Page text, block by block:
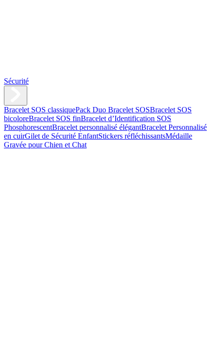
Sécurité
Bracelet SOS classiquePack Duo Bracelet SOSBracelet SOS
bicoloreBracelet SOS finBracelet d’Identification SOS
PhosphorescentBracelet personnalisé élégantBracelet Personnalisé
en cuirGilet de Sécurité EnfantStickers réfléchissantsMédaille
Gravée pour Chien et Chat